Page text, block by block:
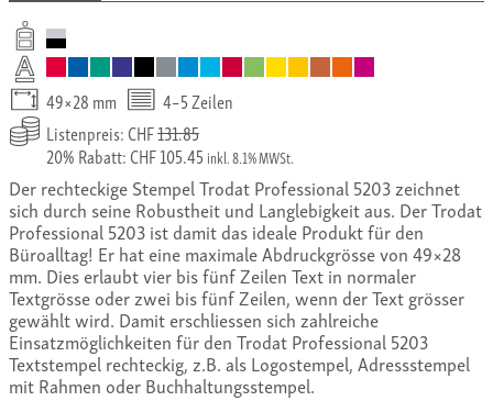
49×28 mm
4–5 Zeilen
Listenpreis: CHF131.85
20% Rabatt: CHF 105.45 inkl. 8.1% MWSt.
Der rechteckige Stempel Trodat Professional 5203 zeichnet
sich durch seine Robustheit und Langlebigkeit aus. Der Trodat
Professional 5203 ist damit das ideale Produkt für den
Büroalltag! Er hat eine maximale Abdruckgrösse von 49×28
mm. Dies erlaubt vier bis fünf Zeilen Text in normaler
Textgrösse oder zwei bis fünf Zeilen, wenn der Text grösser
gewählt wird. Damit erschliessen sich zahlreiche
Einsatzmöglichkeiten für den Trodat Professional 5203
Textstempel rechteckig, z.B. als Logostempel, Adressstempel
mit Rahmen oder Buchhaltungsstempel.